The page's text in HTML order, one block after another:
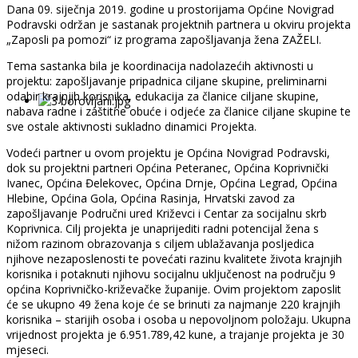
Dana 09. siječnja 2019. godine u prostorijama Općine Novigrad
Podravski održan je sastanak projektnih partnera u okviru projekta
„Zaposli pa pomozi“ iz programa zapošljavanja žena ZAŽELI.
Tema sastanka bila je koordinacija nadolazećih aktivnosti u
projektu: zapošljavanje pripadnica ciljane skupine, preliminarni
odabir krajnjih korisnika, edukacija za članice ciljane skupine,
nabava radne i zaštitne obuće i odjeće za članice ciljane skupine te
sve ostale aktivnosti sukladno dinamici Projekta.
Vodeći partner u ovom projektu je Općina Novigrad Podravski,
dok su projektni partneri Općina Peteranec, Općina Koprivnički
Ivanec, Općina Đelekovec, Općina Drnje, Općina Legrad, Općina
Hlebine, Općina Gola, Općina Rasinja, Hrvatski zavod za
zapošljavanje Područni ured Križevci i Centar za socijalnu skrb
Koprivnica. Cilj projekta je unaprijediti radni potencijal žena s
nižom razinom obrazovanja s ciljem ublažavanja posljedica
njihove nezaposlenosti te povećati razinu kvalitete života krajnjih
korisnika i potaknuti njihovu socijalnu uključenost na području 9
općina Koprivničko-križevačke županije. Ovim projektom zaposlit
će se ukupno 49 žena koje će se brinuti za najmanje 220 krajnjih
korisnika – starijih osoba i osoba u nepovoljnom položaju. Ukupna
vrijednost projekta je 6.951.789,42 kune, a trajanje projekta je 30
mjeseci.